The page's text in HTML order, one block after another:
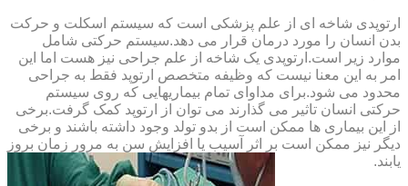
ارتوپدی شاخه ای از علم پزشکی است که سیستم اسکلت و حرکت
بدن انسان را مورد درمان قرار می دهد.سیستم حرکتی شامل
موارد زیر است.ارتوپدی یک شاخه از علم جراحی نیز هست اما این
امر به این معنا نیست که وظیفه متخصص ارتوپد فقط به جراحی
محدود می شود.برای مداوای تمام بیماریهایی که روی سیستم
حرکتی انسان تاثیر می گذارند می توان از ارتوپد کمک گرفت.برخی
از این بیماری ها ممکن است از بدو تولد وجود داشته باشند و برخی
دیگر نیز ممکن است بر اثر آسیب یا افزایش سن به مرور زمان بروز
یابند.